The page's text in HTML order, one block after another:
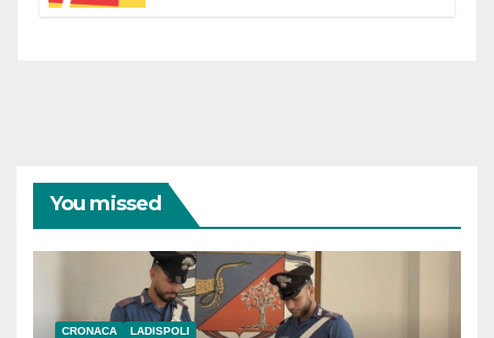
You missed
CRONACA LADISPOLI